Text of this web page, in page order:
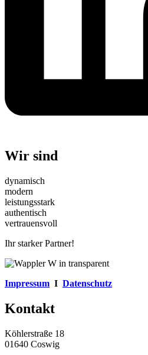
Wir sind
dynamisch
modern
leistungsstark
authentisch
vertrauensvoll
Ihr starker Partner!
Impressum I Datenschutz
Kontakt
Köhlerstraße 18
01640 Coswig